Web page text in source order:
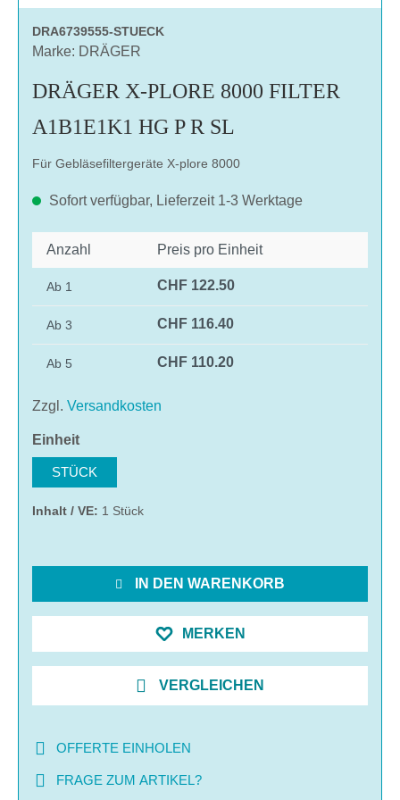
DRA6739555-STUECK
Marke: DRÄGER
DRÄGER X-PLORE 8000 FILTER
A1B1E1K1 HG P R SL
Für Gebläsefiltergeräte X-plore 8000
Sofort verfügbar, Lieferzeit 1-3 Werktage
Anzahl Preis pro Einheit
Ab 1 CHF 122.50
Ab 3 CHF 116.40
Ab 5 CHF 110.20
Zzgl. Versandkosten
Einheitauswählen
STÜCK
Inhalt / VE: 1 Stück
IN DEN WARENKORB
MERKEN
VERGLEICHEN
OFFERTE EINHOLEN
FRAGE ZUM ARTIKEL?